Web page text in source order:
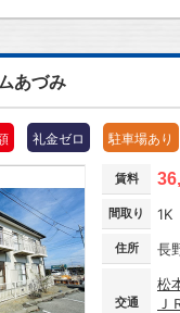
あづみ
礼金ゼロ 駐車場あり
賃料
間取り 1K
住所 長
交通
松
Ｊ